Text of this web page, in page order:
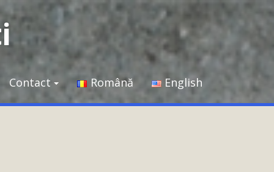
Contact Română English